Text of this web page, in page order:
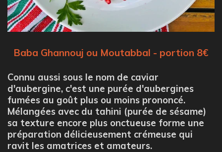
Baba Ghannouj ou Moutabbal - portion 8€
Connu aussi sous le nom de caviar
d'aubergine, c'est une purée d'aubergines
fumées au goût plus ou moins prononcé.
Mélangées avec du tahini (purée de sésame)
sa texture encore plus onctueuse forme une
préparation délicieusement crémeuse qui
ravit les amatrices et amateurs.